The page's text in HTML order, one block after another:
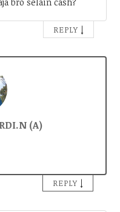
REPLY ↓
(A)
REPLY ↓